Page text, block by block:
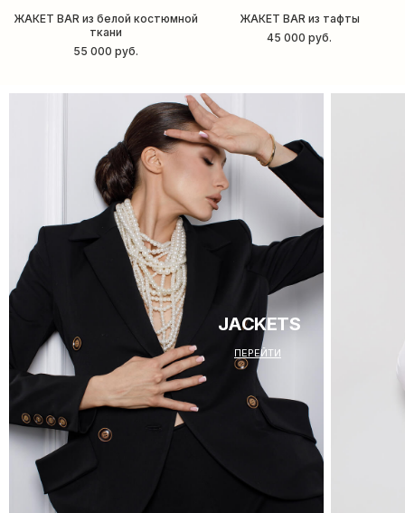
ЖАКЕТ BAR из белой костюмной
ткани
55 000 руб.
ЖАКЕТ BAR из тафты
45 000 руб.
JACKETS
ПЕРЕЙТИ